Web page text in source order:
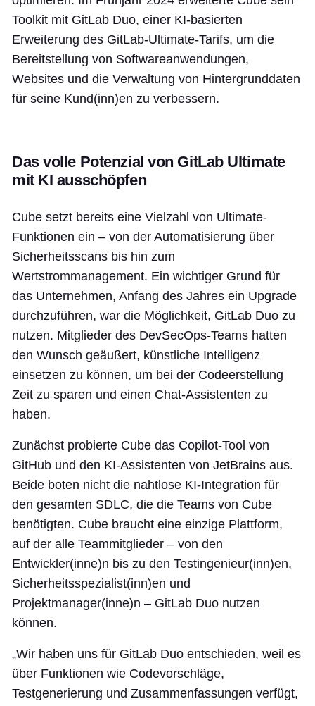
Toolkit mit GitLab Duo, einer KI-basierten
Erweiterung des GitLab-Ultimate-Tarifs, um die
Bereitstellung von Softwareanwendungen,
Websites und die Verwaltung von Hintergrunddaten
für seine Kund(inn)en zu verbessern.
Das volle Potenzial von GitLab Ultimate
mit KI ausschöpfen
Cube setzt bereits eine Vielzahl von Ultimate-
Funktionen ein – von der Automatisierung über
Sicherheitsscans bis hin zum
Wertstrommanagement. Ein wichtiger Grund für
das Unternehmen, Anfang des Jahres ein Upgrade
durchzuführen, war die Möglichkeit, GitLab Duo zu
nutzen. Mitglieder des DevSecOps-Teams hatten
den Wunsch geäußert, künstliche Intelligenz
einsetzen zu können, um bei der Codeerstellung
Zeit zu sparen und einen Chat-Assistenten zu
haben.
Zunächst probierte Cube das Copilot-Tool von
GitHub und den KI-Assistenten von JetBrains aus.
Beide boten nicht die nahtlose KI-Integration für
den gesamten SDLC, die die Teams von Cube
benötigten. Cube braucht eine einzige Plattform,
auf der alle Teammitglieder – von den
Entwickler(inne)n bis zu den Testingenieur(inn)en,
Sicherheitsspezialist(inn)en und
Projektmanager(inne)n – GitLab Duo nutzen
können.
„Wir haben uns für GitLab Duo entschieden, weil es
über Funktionen wie Codevorschläge,
Testgenerierung und Zusammenfassungen verfügt,